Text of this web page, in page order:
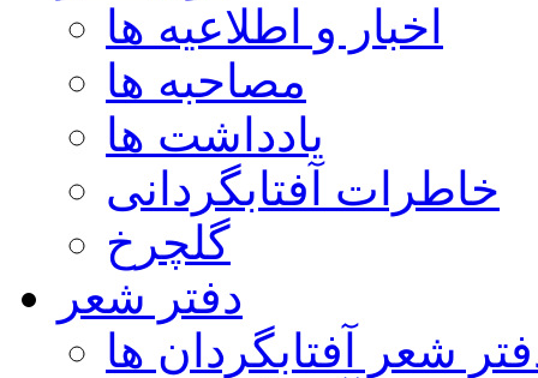
اخبار و اطلاعیه ها
مصاحبه ها
یادداشت ها
خاطرات آفتابگردانی
گلچرخ
دفتر شعر
شعر آفتابگردان ها